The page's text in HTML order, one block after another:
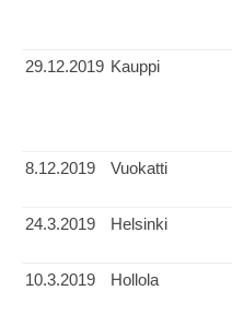
29.12.2019 Kauppi
8.12.2019
Vuokatti
24.3.2019 Helsinki
10.3.2019 Hollola